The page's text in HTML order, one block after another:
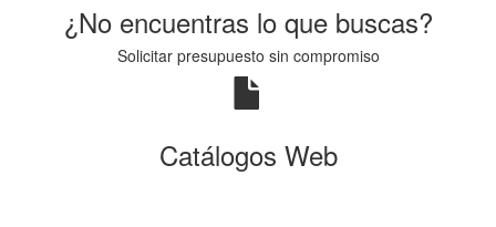
¿No encuentras lo que buscas?
Solicitar presupuesto sin compromiso
Catálogos Web